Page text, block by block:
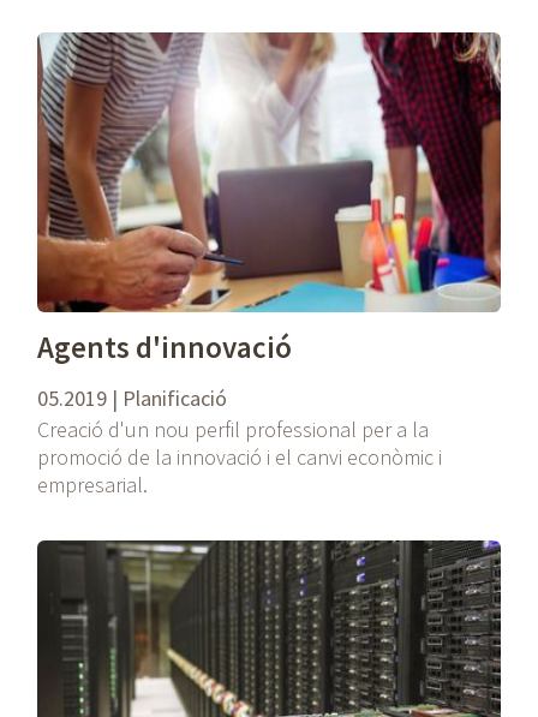
Agents d'innovació
05.2019 | Planificació
Creació d'un nou perfil professional per a la
promoció de la innovació i el canvi econòmic i
empresarial.